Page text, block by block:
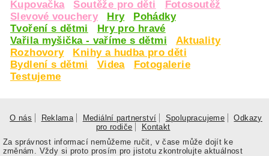
Kupovačka
Soutěže pro děti
Fotosoutěž
Slevové vouchery
Hry
Pohádky
Tvoření s dětmi
Hry pro hravé
Vařila myšička - vaříme s dětmi
Aktuality
Rozhovory
Knihy a hudba pro děti
Bydlení s dětmi
Videa
Fotogalerie
Testujeme
O nás Reklama Mediální partnerství Spolupracujeme
Odkazy
pro rodiče
Kontakt
Za správnost informací nemůžeme ručit, v čase může dojít ke
změnám. Vždy si proto prosím pro jistotu zkontrolujte aktuálnost